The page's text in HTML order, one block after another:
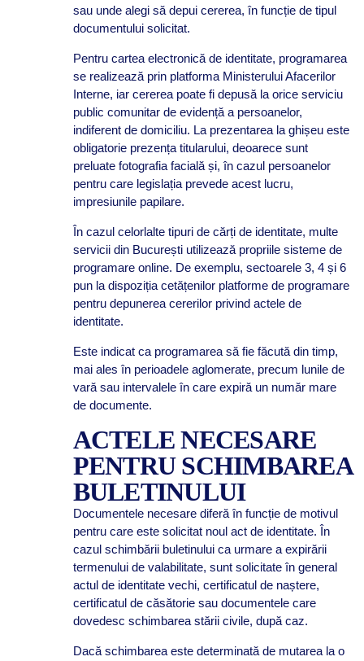
sau unde alegi să depui cererea, în funcție de tipul
documentului solicitat.
Pentru cartea electronică de identitate, programarea
se realizează prin platforma Ministerului Afacerilor
Interne, iar cererea poate fi depusă la orice serviciu
public comunitar de evidență a persoanelor,
indiferent de domiciliu. La prezentarea la ghișeu este
obligatorie prezența titularului, deoarece sunt
preluate fotografia facială și, în cazul persoanelor
pentru care legislația prevede acest lucru,
impresiunile papilare.
În cazul celorlalte tipuri de cărți de identitate, multe
servicii din București utilizează propriile sisteme de
programare online. De exemplu, sectoarele 3, 4 și 6
pun la dispoziția cetățenilor platforme de programare
pentru depunerea cererilor privind actele de
identitate.
Este indicat ca programarea să fie făcută din timp,
mai ales în perioadele aglomerate, precum lunile de
vară sau intervalele în care expiră un număr mare
de documente.
ACTELE NECESARE
PENTRU SCHIMBAREA
BULETINULUI
Documentele necesare diferă în funcție de motivul
pentru care este solicitat noul act de identitate. În
cazul schimbării buletinului ca urmare a expirării
termenului de valabilitate, sunt solicitate în general
actul de identitate vechi, certificatul de naștere,
certificatul de căsătorie sau documentele care
dovedesc schimbarea stării civile, după caz.
Dacă schimbarea este determinată de mutarea la o